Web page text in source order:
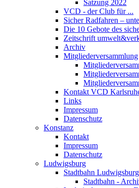
Satzung 2022
VCD - der Club für ...
Sicher Radfahren –
Die 10 Gebote des
Zeitschrift
Archiv
Mitgliederversammlung
Kontakt VCD
Links
Impressum
Datenschutz
Konstanz
Kontakt
Impressum
Datenschutz
Ludwigsburg
Stadtbahn Ludwigsburg
Stadtbahn -